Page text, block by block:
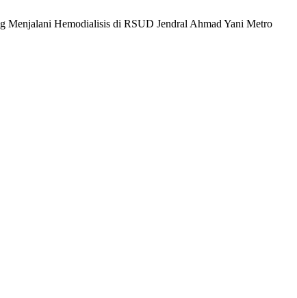
Menjalani Hemodialisis di RSUD Jendral Ahmad Yani Metro